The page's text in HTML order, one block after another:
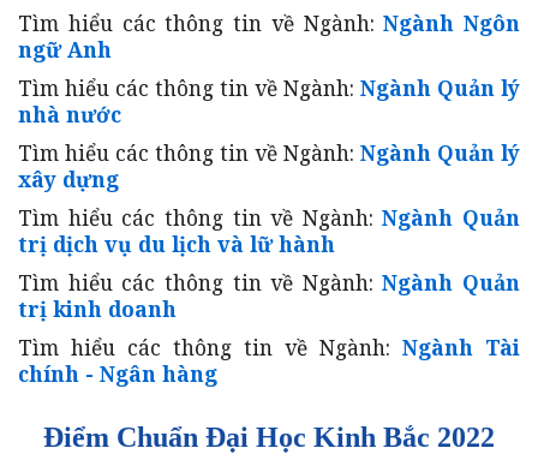
Tìm hiểu các thông tin về Ngành:Ngành Ngôn
ngữ Anh
Tìm hiểu các thông tin về Ngành: Ngành Quản lý
nhà nước
Tìm hiểu các thông tin về Ngành: Ngành Quản lý
xây dựng
Tìm hiểu các thông tin về Ngành:Ngành Quản
trị dịch vụ du lịch và lữ hành
Tìm hiểu các thông tin về Ngành:Ngành Quản
trị kinh doanh
Tìm hiểu các thông tin về Ngành: Ngành Tài
chính - Ngân hàng
Điểm Chuẩn Đại Học Kinh Bắc 2022